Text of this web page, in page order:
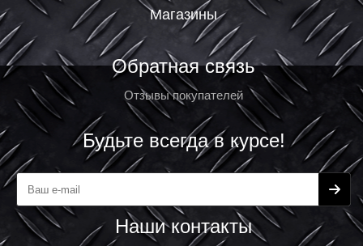
Магазины
Обратная связь
Отзывы покупателей
Будьте всегда в курсе!
Наши контакты